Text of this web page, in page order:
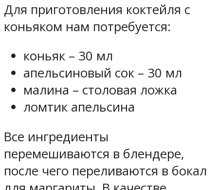
Для приготовления коктейля с
коньяком нам потребуется:
коньяк – 30 мл
апельсиновый сок – 30 мл
малина – столовая ложка
ломтик апельсина
Все ингредиенты
перемешиваются в блендере,
после чего переливаются в бокал